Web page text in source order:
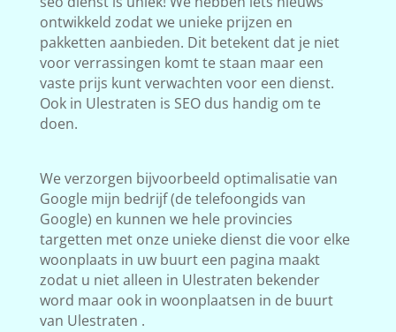
ontwikkeld zodat we unieke prijzen en
pakketten aanbieden. Dit betekent dat je niet
voor verrassingen komt te staan maar een
vaste prijs kunt verwachten voor een dienst.
Ook in Ulestraten is SEO dus handig om te
doen.
We verzorgen bijvoorbeeld optimalisatie van
Google mijn bedrijf (de telefoongids van
Google) en kunnen we hele provincies
targetten met onze unieke dienst die voor elke
woonplaats in uw buurt een pagina maakt
zodat u niet alleen in Ulestraten bekender
word maar ook in woonplaatsen in de buurt
van Ulestraten .